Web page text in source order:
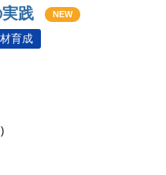
践
NEW
育成